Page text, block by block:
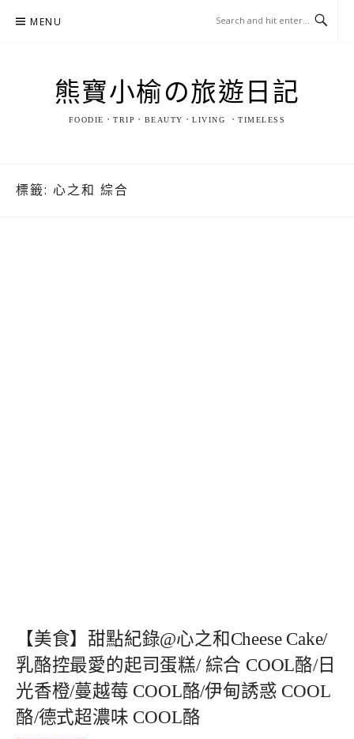
MENU
熊寶小榆の旅遊日記
FOODIE．TRIP．BEAUTY．LIVING ．TIMELESS
標籤: 心之和 綜合
【美食】甜點紀錄@心之和Cheese Cake/
乳酪控最愛的起司蛋糕/ 綜合 COOL酪/日
光香橙/蔓越莓 COOL酪/伊甸誘惑 COOL
酪/德式超濃味 COOL酪